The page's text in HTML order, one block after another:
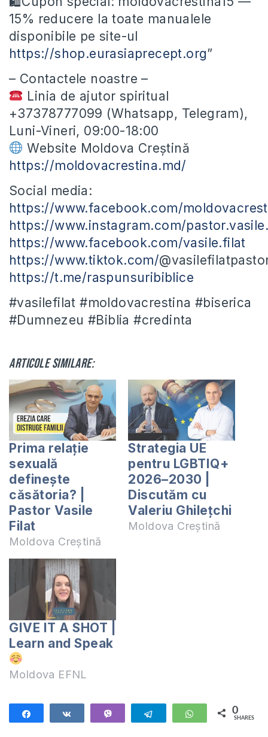
15% reducere la toate manualele
disponibile pe site-ul
https://shop.eurasiaprecept.org”
– Contactele noastre –
Linia de ajutor spiritual
+37378777099 (Whatsapp, Telegram),
Luni-Vineri, 09:00-18:00
Website Moldova Creștină
https://moldovacrestina.md/
Social media:
https://www.facebook.com/
https://www.instagram.com/
https://www.facebook.com/vasile.filat
https://www.tiktok.com/
https://t.me/raspunsuribiblice
#vasilefilat #moldovacrestina #biserica
#Dumnezeu #Biblia #credinta
Articole similare:
Prima relație
sexuală
definește
căsătoria? |
Pastor Vasile
Filat
Moldova Creștină
Strategia UE
pentru LGBTIQ+
2026–2030 |
Discutăm cu
Valeriu Ghilețchi
Moldova Creștină
GIVE IT A SHOT |
Learn and Speak
Moldova EFNL
Telegram WhatsApp
0
SHARES